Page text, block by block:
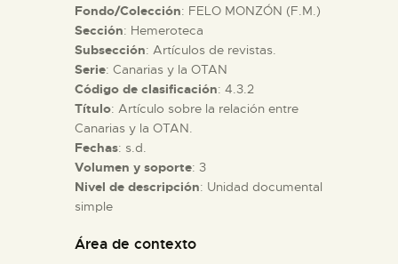
█
EL MUSEO
COLECCIONES
DIDÁCTICA
ESPAÑOL
Fondo/Colección: FELO MONZÓN (F.M.)
Sección: Hemeroteca
Subsección: Artículos de revistas.
Serie: Canarias y la OTAN
Código de clasificación: 4.3.2
Título: Artículo sobre la relación entre
Canarias y la OTAN.
Fechas: s.d.
Volumen y soporte: 3
Nivel de descripción: Unidad documental
simple
Área de contexto